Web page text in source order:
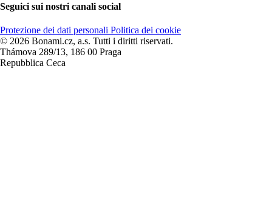
Seguici sui nostri canali social
Protezione dei dati personali Politica dei cookie
© 2026 Bonami.cz, a.s. Tutti i diritti riservati.
Thámova 289/13, 186 00 Praga
Repubblica Ceca